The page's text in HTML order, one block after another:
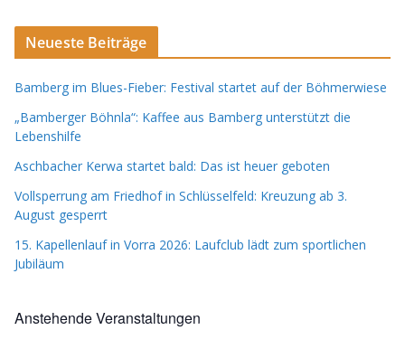
Neueste Beiträge
Bamberg im Blues-Fieber: Festival startet auf der Böhmerwiese
„Bamberger Böhnla“: Kaffee aus Bamberg unterstützt die
Lebenshilfe
Aschbacher Kerwa startet bald: Das ist heuer geboten
Vollsperrung am Friedhof in Schlüsselfeld: Kreuzung ab 3.
August gesperrt
15. Kapellenlauf in Vorra 2026: Laufclub lädt zum sportlichen
Jubiläum
Anstehende Veranstaltungen